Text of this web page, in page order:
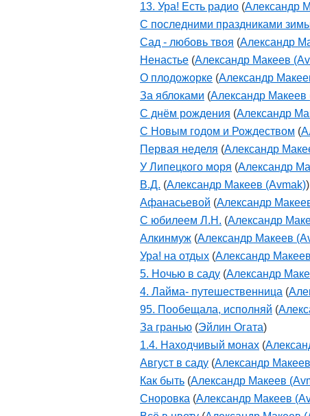
13. Ура! Есть радио (Александр
С последними праздниками
Сад - любовь твоя (Александр
Ненастье (Александр Макеев
О плодожорке (Александр
За яблоками (Александр Макеев
С днём рождения (Александр
С Новым годом и Рождеством (
Первая неделя (Александр
У Липецкого моря (Александр
В.Д. (Александр Макеев (Avmak))
Афанасьевой (Александр
С юбилеем Л.Н. (Александр
Алкинмуж (Александр Макеев
Ура! на отдых (Александр
5. Ночью в саду (Александр
4. Лайма- путешественница (
95. Пообещала, исполняй (
За гранью (Эйлин Огата)
1.4. Находчивый монах (
Август в саду (Александр
Как быть (Александр Макеев
Сноровка (Александр Макеев